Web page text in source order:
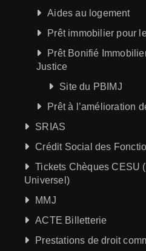
Aides au logement
Prêt immobilier pour
Prêt Bonifié
Justice
Site du PBIMJ
Prêt à l’amélioration
SRIAS
Crédit Social des
Tickets Chèques CESU
Universel)
MMJ
ACTE Billetterie
Prestations de droit